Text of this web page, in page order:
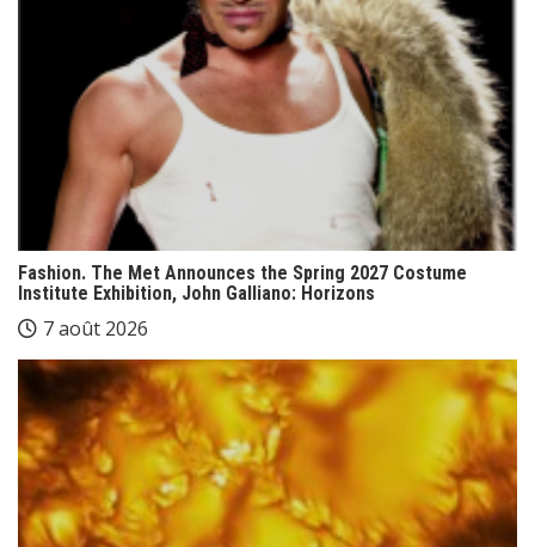
Fashion. The Met Announces the Spring 2027 Costume
Institute Exhibition, John Galliano: Horizons
7 août 2026